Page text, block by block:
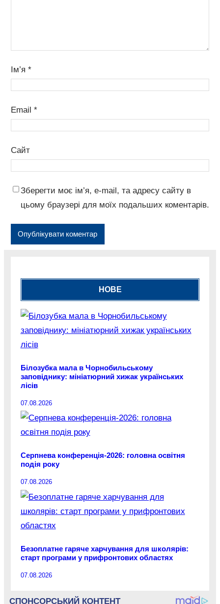
Ім’я *
Email *
Сайт
Зберегти моє ім’я, e-mail, та адресу сайту в
цьому браузері для моїх подальших коментарів.
НОВЕ
Білозубка мала в Чорнобильському
заповіднику: мініатюрний хижак українських
лісів
07.08.2026
Серпнева конференція-2026: головна освітня
подія року
07.08.2026
Безоплатне гаряче харчування для школярів:
старт програми у прифронтових областях
07.08.2026